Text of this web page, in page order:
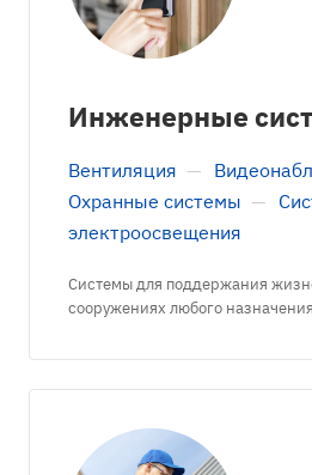
Инженерные
Вентиляция —
Охранные системы —
электроосвещения
Системы для поддержания
сооружениях любого